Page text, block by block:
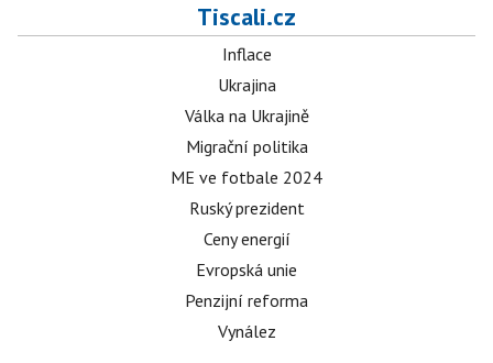
Tiscali.cz
Inflace
Ukrajina
Válka na Ukrajině
Migrační politika
ME ve fotbale 2024
Ruský prezident
Ceny energií
Evropská unie
Penzijní reforma
Vynález